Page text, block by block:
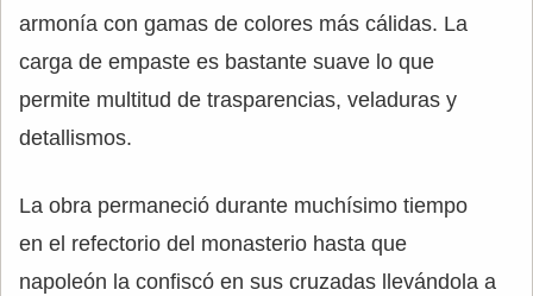
armonía con gamas de colores más cálidas. La
carga de empaste es bastante suave lo que
permite multitud de trasparencias, veladuras y
detallismos.
La obra permaneció durante muchísimo tiempo
en el refectorio del monasterio hasta que
napoleón la confiscó en sus cruzadas llevándola a